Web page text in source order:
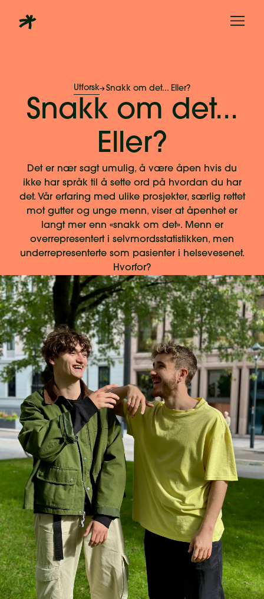
Utforsk Snakk om det... Eller?
Snakk om det...
Eller?
Det er nær sagt umulig, å være åpen hvis du
ikke har språk til å sette ord på hvordan du har
det. Vår erfaring med ulike prosjekter, særlig rettet
mot gutter og unge menn, viser at åpenhet er
langt mer enn «snakk om det». Menn er
overrepresentert i selvmordsstatistikken, men
underrepresenterte som pasienter i helsevesenet.
Hvorfor?